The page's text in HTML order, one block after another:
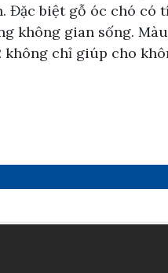
Đặc biệt gỗ óc chó có
không gian sống.
chỉ giúp cho